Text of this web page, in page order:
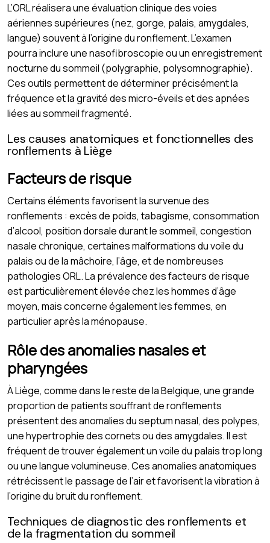
L’ORL réalisera une évaluation clinique des voies
aériennes supérieures (nez, gorge, palais, amygdales,
langue) souvent à l’origine du ronflement. L’examen
pourra inclure une nasofibroscopie ou un enregistrement
nocturne du sommeil (polygraphie, polysomnographie).
Ces outils permettent de déterminer précisément la
fréquence et la gravité des micro-éveils et des apnées
liées au sommeil fragmenté.
Les causes anatomiques et fonctionnelles des
ronflements à Liège
Facteurs de risque
Certains éléments favorisent la survenue des
ronflements : excès de poids, tabagisme, consommation
d’alcool, position dorsale durant le sommeil, congestion
nasale chronique, certaines malformations du voile du
palais ou de la mâchoire, l’âge, et de nombreuses
pathologies ORL. La prévalence des facteurs de risque
est particulièrement élevée chez les hommes d’âge
moyen, mais concerne également les femmes, en
particulier après la ménopause.
Rôle des anomalies nasales et
pharyngées
À Liège, comme dans le reste de la Belgique, une grande
proportion de patients souffrant de ronflements
présentent des anomalies du septum nasal, des polypes,
une hypertrophie des cornets ou des amygdales. Il est
fréquent de trouver également un voile du palais trop long
ou une langue volumineuse. Ces anomalies anatomiques
rétrécissent le passage de l’air et favorisent la vibration à
l’origine du bruit du ronflement.
Techniques de diagnostic des ronflements et
de la fragmentation du sommeil